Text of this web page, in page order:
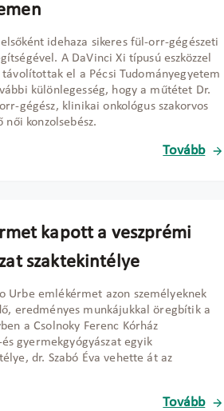
idehaza sikeres fül-orr-gégészeti
A DaVinci Xi típusú eszközzel
el a Pécsi Tudományegyetem
különlegesség, hogy a műtétet Dr.
gégész, klinikai onkológus szakorvos
női konzolsebész.
Tovább
kapott a veszprémi
szaktekintélye
Urbe emlékérmet azon személyeknek
eredményes munkájukkal öregbítik a
a Csolnoky Ferenc Kórház
gyermekgyógyászat egyik
dr. Szabó Éva vehette át az
Tovább